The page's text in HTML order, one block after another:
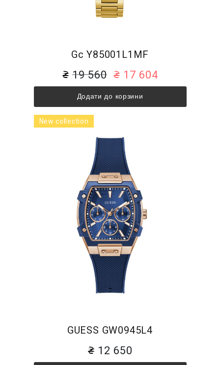
Gc Y85001L1MF
19 560 17 604
Додати до корзини
GUESS GW0945L4
12 650
New collection